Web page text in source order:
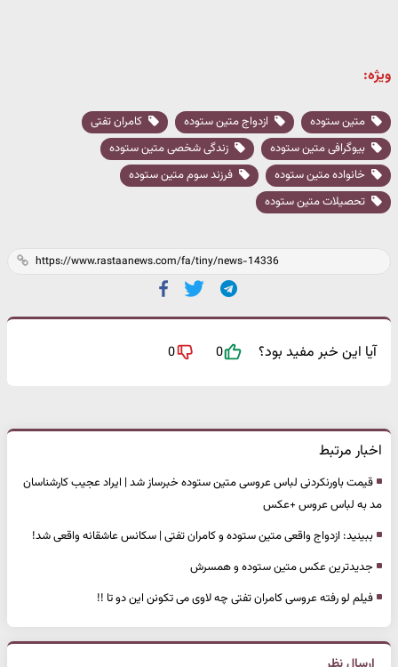
ویژه:
متین ستوده ازدواج متین ستوده
کامران تفتی
بیوگرافی متین ستوده
زندگی شخصی متین ستوده
خانواده متین ستوده
فرزند سوم متین ستوده
تحصیلات متین ستوده
آیا این خبر مفید بود؟ 0
0
اخبار مرتبط
قیمت باورنکردنی لباس عروسی متین ستوده خبرساز شد | ایراد عجیب کارشناسان
مد به لباس عروس +عکس
ببینید: ازدواج واقعی متین ستوده و کامران تفتی | سکانس عاشقانه واقعی شد!
جدیدترین عکس متین ستوده و همسرش
فیلم لو رفته عروسی کامران تفتی چه لاوی می تکونن این دو تا !!